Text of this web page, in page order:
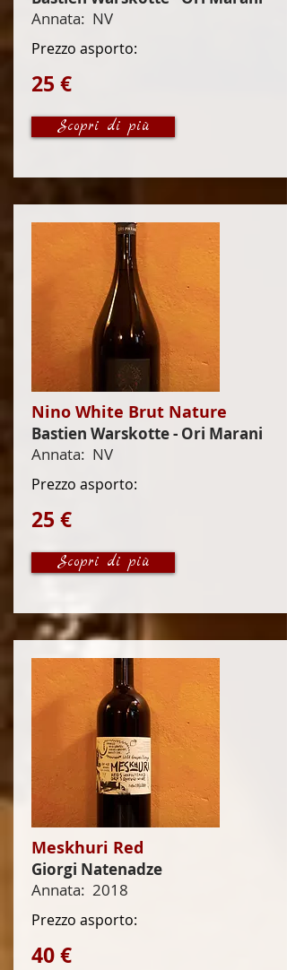
Annata: NV
Prezzo asporto:
25 €
Scopri di più
Nino White Brut Nature
Bastien Warskotte - Ori Marani
Annata: NV
Prezzo asporto:
25 €
Scopri di più
Meskhuri Red
Giorgi Natenadze
Annata: 2018
Prezzo asporto:
40 €